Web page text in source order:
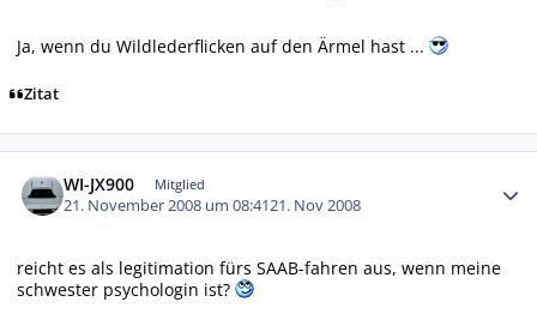
Ja, wenn du Wildlederflicken auf den Ärmel hast ...
Zitat
WI-JX900 Mitglied
21. November 2008 um 08:4121. Nov 2008
reicht es als legitimation fürs SAAB-fahren aus, wenn meine
schwester psychologin ist?